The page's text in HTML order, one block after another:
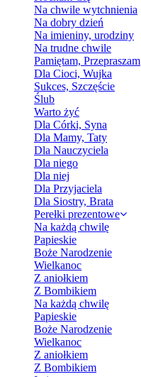
Na chwile wytchnienia
Na dobry dzień
Na imieniny, urodziny
Na trudne chwile
Pamiętam, Przepraszam
Dla Cioci, Wujka
Sukces, Szczęście
Ślub
Warto żyć
Dla Córki, Syna
Dla Mamy, Taty
Dla Nauczyciela
Dla niego
Dla niej
Dla Przyjaciela
Dla Siostry, Brata
Perełki prezentowe
Na każdą chwilę
Papieskie
Boże Narodzenie
Wielkanoc
Z aniołkiem
Z Bombikiem
Na każdą chwilę
Papieskie
Boże Narodzenie
Wielkanoc
Z aniołkiem
Z Bombikiem